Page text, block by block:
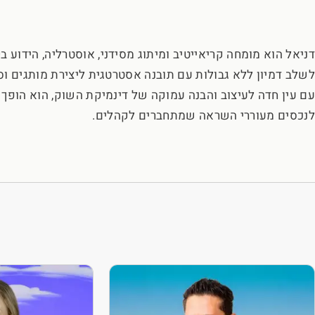
דניאל הוא מומחה קריאייטיב ומיתוג מסידני, אוסטרליה, הידוע
לשלב דמיון ללא גבולות עם תובנה אסטרטגית ליצירת מותגים
עם עין חדה לעיצוב והבנה עמוקה של דינמיקת השוק, הוא
לנכסים מעוררי השראה שמתחברים לקהלים.